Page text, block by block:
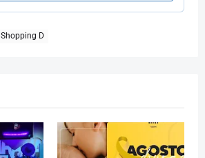
Shopping D